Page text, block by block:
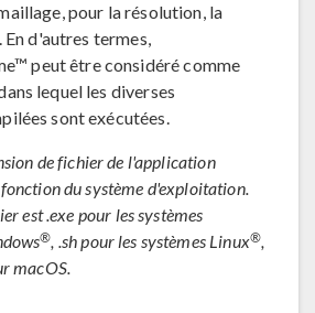
pour la résolution, la
d'autres termes,
peut être considéré comme
lequel les diverses
sont exécutées.
de fichier de l'application
du système d'exploitation.
est .exe pour les systèmes
®, .sh pour les systèmes Linux®,
macOS.